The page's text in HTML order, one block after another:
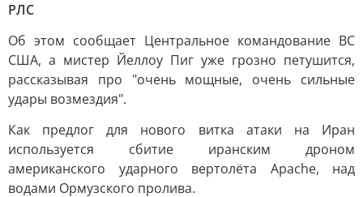
РЛС
Об этом сообщает Центральное командование ВС
США, а мистер Йеллоу Пиг уже грозно петушится,
рассказывая про "очень мощные, очень сильные
удары возмездия".
Как предлог для нового витка атаки на Иран
используется сбитие иранским дроном
американского ударного вертолёта Аpache, над
водами Ормузского пролива.